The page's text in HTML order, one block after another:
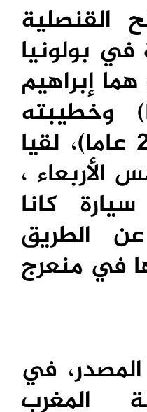
القنصلية
في بولونيا
إبراهيم
عاما) وخطيبته
“ماريا ش” ( 27 عاما)، لقيا
الأربعاء ،
كانا
الطريق
في منعرج
في
المغرب